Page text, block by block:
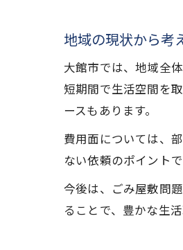
地域の現状から考
大館市では、地域全
短期間で生活空間を
ースもあります。
費用面については、
ない依頼のポイント
今後は、ごみ屋敷問
ることで、豊かな生